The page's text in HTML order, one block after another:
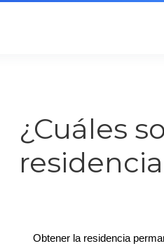
¿Cuáles
Obtener la residencia